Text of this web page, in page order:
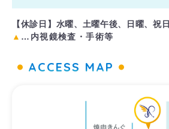
【休診日】水曜、土曜午後、日曜、祝日
▲ …内視鏡検査・手術等
ACCESS MAP